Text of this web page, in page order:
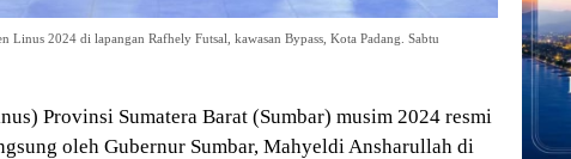
2024 di lapangan Rafhely Futsal, kawasan Bypass, Kota Padang. Sabtu
Provinsi Sumatera Barat (Sumbar) musim 2024 resmi
oleh Gubernur Sumbar, Mahyeldi Ansharullah di